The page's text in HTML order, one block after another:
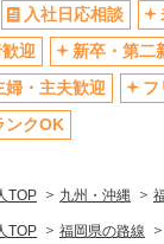
入社日応相談
迎
新卒・第二
婦・主夫歓迎
フ
ンクOK
TOP 九州・沖縄
TOP 福岡県の路線